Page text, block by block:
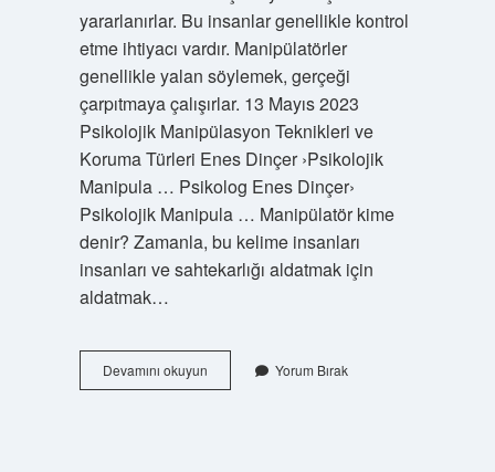
yararlanırlar. Bu insanlar genellikle kontrol
etme ihtiyacı vardır. Manipülatörler
genellikle yalan söylemek, gerçeği
çarpıtmaya çalışırlar. 13 Mayıs 2023
Psikolojik Manipülasyon Teknikleri ve
Koruma Türleri Enes Dinçer ›Psikolojik
Manipula … Psikolog Enes Dinçer›
Psikolojik Manipula … Manipülatör kime
denir? Zamanla, bu kelime insanları
insanları ve sahtekarlığı aldatmak için
aldatmak…
Devamını okuyunManipülatör
Kişilik
Yorum Bırak